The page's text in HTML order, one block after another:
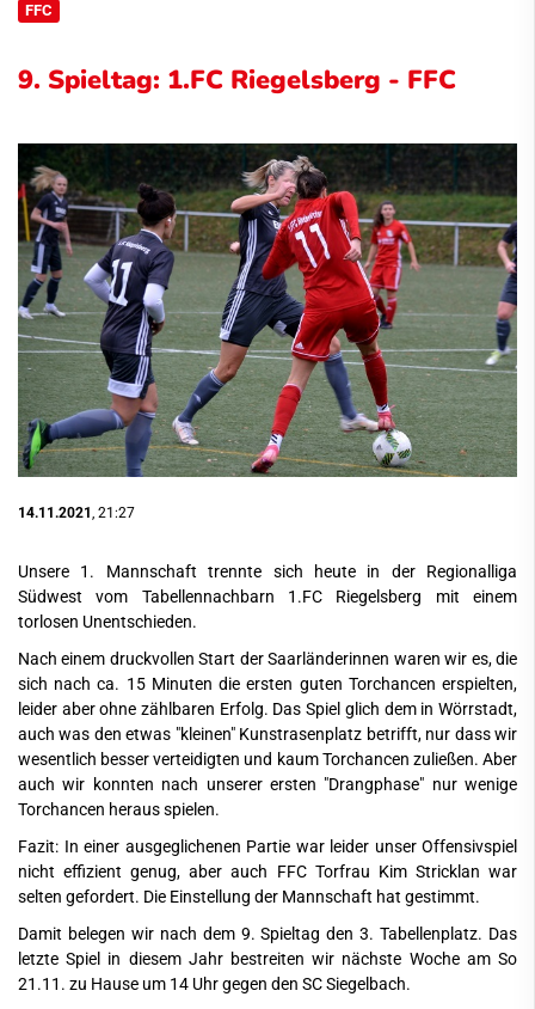
FFC
9. Spieltag: 1.FC Riegelsberg - FFC
14.11.2021 , 21:27
Unsere 1. Mannschaft trennte sich heute in der Regionalliga
Südwest vom Tabellennachbarn 1.FC Riegelsberg mit einem
torlosen Unentschieden.
Nach einem druckvollen Start der Saarländerinnen waren wir es, die
sich nach ca. 15 Minuten die ersten guten Torchancen erspielten,
leider aber ohne zählbaren Erfolg. Das Spiel glich dem in Wörrstadt,
auch was den etwas "kleinen" Kunstrasenplatz betrifft, nur dass wir
wesentlich besser verteidigten und kaum Torchancen zuließen. Aber
auch wir konnten nach unserer ersten "Drangphase" nur wenige
Torchancen heraus spielen.
Fazit: In einer ausgeglichenen Partie war leider unser Offensivspiel
nicht effizient genug, aber auch FFC Torfrau Kim Stricklan war
selten gefordert. Die Einstellung der Mannschaft hat gestimmt.
Damit belegen wir nach dem 9. Spieltag den 3. Tabellenplatz. Das
letzte Spiel in diesem Jahr bestreiten wir nächste Woche am So
21.11. zu Hause um 14 Uhr gegen den SC Siegelbach.